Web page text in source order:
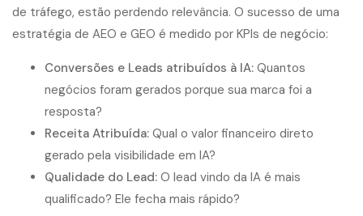
de tráfego, estão perdendo relevância. O sucesso de uma
estratégia de AEO e GEO é medido por KPIs de negócio:
Conversões e Leads atribuídos à IA: Quantos
negócios foram gerados porque sua marca foi a
resposta?
Receita Atribuída: Qual o valor financeiro direto
gerado pela visibilidade em IA?
Qualidade do Lead: O lead vindo da IA é mais
qualificado? Ele fecha mais rápido?